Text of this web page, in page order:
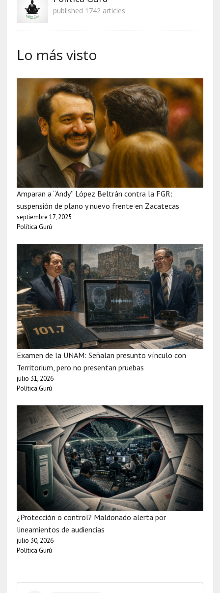
published 1742 articles
Lo más visto
Amparan a “Andy” López Beltrán contra la FGR:
suspensión de plano y nuevo frente en Zacatecas
septiembre 17, 2025
Política Gurú
Examen de la UNAM: Señalan presunto vínculo con
Territorium, pero no presentan pruebas
julio 31, 2026
Política Gurú
¿Protección o control? Maldonado alerta por
lineamientos de audiencias
julio 30, 2026
Política Gurú